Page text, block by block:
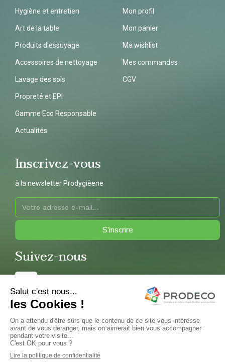
Hygiène et entretien
Art de la table
Produits d’essuyage
Accessoires de nettoyage
Lavage des sols
Propreté et EPI
Gamme Eco Responsable
Actualités
Mon profil
Mon panier
Ma wishlist
Mes commandes
CGV
Inscrivez-vous
à la newsletter Prodygièene
S’inscrire
Suivez-nous
Copyright 2022 © Prodeco – Réalisation et hébergement par